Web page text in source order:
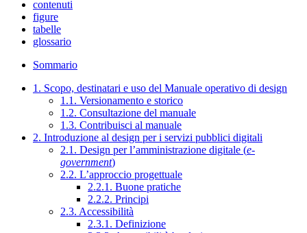
contenuti
figure
tabelle
glossario
Sommario
1. Scopo, destinatari e uso del Manuale operativo di design
1.1. Versionamento e storico
1.2. Consultazione del manuale
1.3. Contribuisci al manuale
2. Introduzione al design per i servizi pubblici digitali
2.1. Design per l’amministrazione digitale (e-
government)
2.2. L’approccio progettuale
2.2.1. Buone pratiche
2.2.2. Principi
2.3. Accessibilità
2.3.1. Definizione